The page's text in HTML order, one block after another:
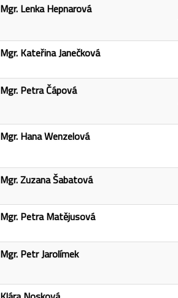
Mgr. Lenka Hepnarová
Mgr. Kateřina Janečková
Mgr. Petra Čápová
Mgr. Hana Wenzelová
Mgr. Zuzana Šabatová
Mgr. Petra Matějusová
Mgr. Petr Jarolímek